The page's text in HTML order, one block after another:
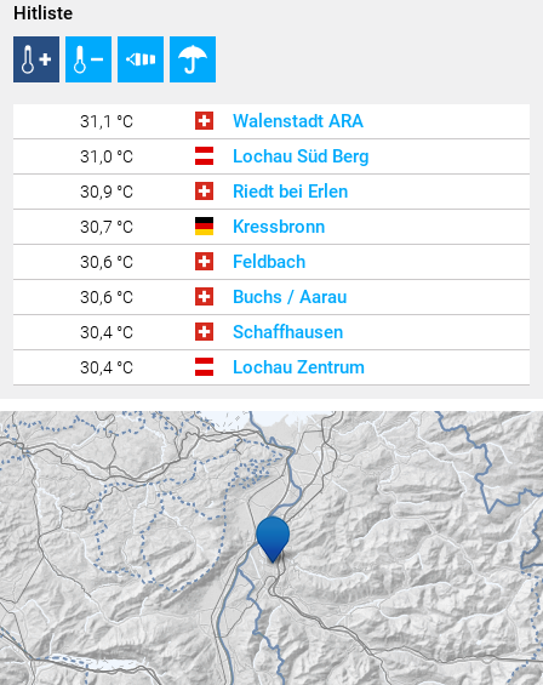
Hitliste
31,1 °C Walenstadt ARA
31,0 °C Lochau Süd Berg
30,9 °C Riedt bei Erlen
30,7 °C Kressbronn
30,6 °C Feldbach
30,6 °C Buchs / Aarau
30,4 °C Schaffhausen
30,4 °C Lochau Zentrum
30,3 °C Lindau West
30,0 °C Rüti
29,9 °C Feldkirch Nofels Nord
29,8 °C Feldkirch Nofels 2
29,8 °C Ravensburg - Weißenau
29,8 °C Bregenz Stadt
29,7 °C Widnau